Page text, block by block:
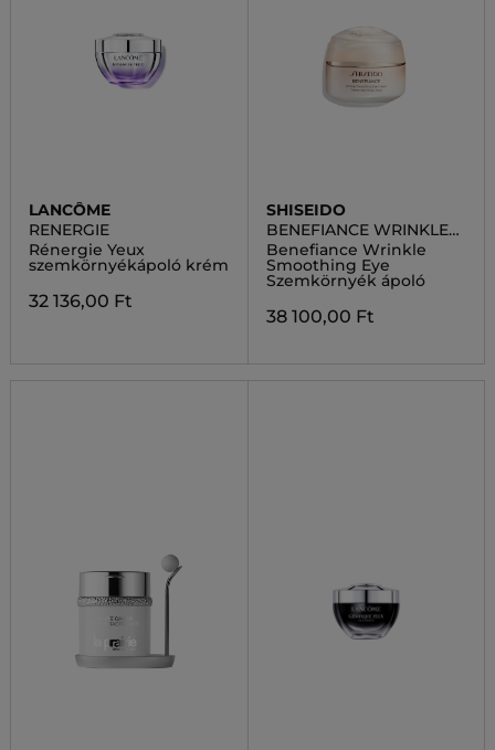
LANCÔME
RENERGIE
Rénergie Yeux
szemkörnyékápoló krém
32 136,00 Ft
SHISEIDO
BENEFIANCE WRINKLE
SMOOTHING
Benefiance Wrinkle
Smoothing Eye
Szemkörnyék ápoló
38 100,00 Ft